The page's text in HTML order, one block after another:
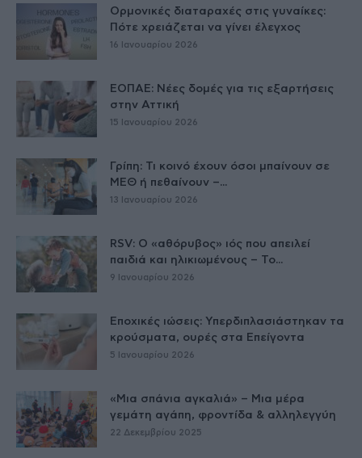
Ορμονικές διαταραχές στις γυναίκες:
Πότε χρειάζεται να γίνει έλεγχος
16 Ιανουαρίου 2026
ΕΟΠΑΕ: Νέες δομές για τις εξαρτήσεις
στην Αττική
15 Ιανουαρίου 2026
Γρίπη: Τι κοινό έχουν όσοι μπαίνουν σε
ΜΕΘ ή πεθαίνουν –...
13 Ιανουαρίου 2026
RSV: Ο «αθόρυβος» ιός που απειλεί
παιδιά και ηλικιωμένους – Το...
9 Ιανουαρίου 2026
Εποχικές ιώσεις: Υπερδιπλασιάστηκαν τα
κρούσματα, ουρές στα Επείγοντα
5 Ιανουαρίου 2026
«Μια σπάνια αγκαλιά» – Μια μέρα
γεμάτη αγάπη, φροντίδα & αλληλεγγύη
22 Δεκεμβρίου 2025